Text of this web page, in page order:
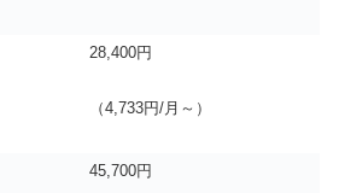
28,400円
（4,733円/月～）
45,700円